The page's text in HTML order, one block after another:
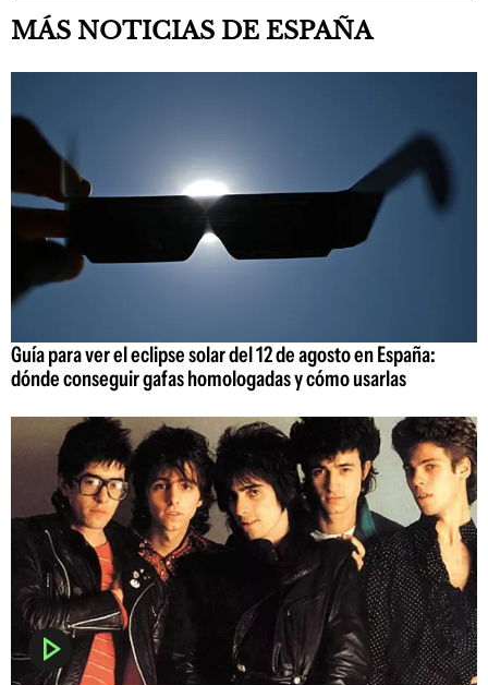
MÁS NOTICIAS DE ESPAÑA
Guía para ver el eclipse solar del 12 de agosto en España:
dónde conseguir gafas homologadas y cómo usarlas